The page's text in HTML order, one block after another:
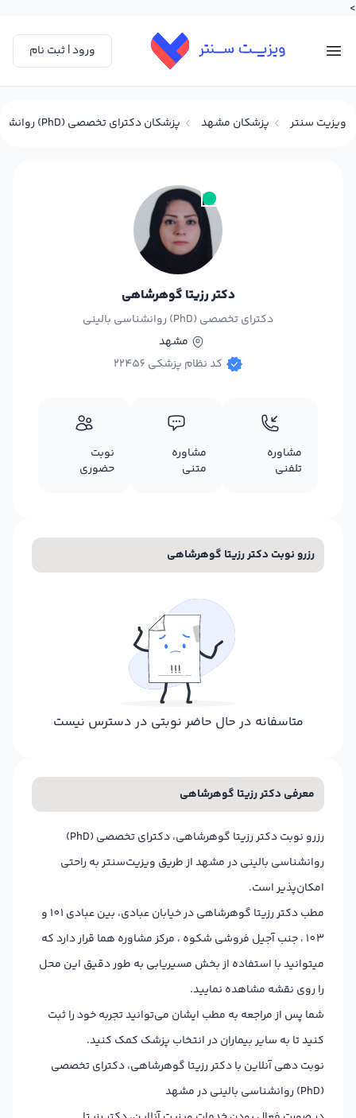
>
ورود | ثبت نام
ویزیت سنتر پزشکان مشهد پزشکان دکترای تخصصی (PhD) روانشناسی بالینی در مشهد
دکتر رزیتا گوهرشاهی
دکترای تخصصی (PhD) روانشناسی بالینی
مشهد
کد نظام پزشکی 22456
مشاوره
تلفنی
مشاوره
متنی
نوبت
حضوری
رزرو نوبت دکتر رزیتا گوهرشاهی
متاسفانه در حال حاضر نوبتی در دسترس نیست
معرفی دکتر رزیتا گوهرشاهی
رزرو نوبت دکتر رزیتا گوهرشاهی، دکترای تخصصی (PhD)
روانشناسی بالینی در مشهد از طریق ویزیت‌سنتر به راحتی
امکان‌پذیر است.
مطب دکتر رزیتا گوهرشاهی در خیابان عبادی، بین عبادی 101 و
103 ، جنب آجیل فروشی شکوه ، مرکز مشاوره هما قرار دارد که
میتوانید با استفاده از بخش مسیریابی به طور دقیق این محل
را روی نقشه مشاهده نمایید.
شما پس از مراجعه به مطب ایشان می‌توانید تجربه خود را ثبت
کنید تا به سایر بیماران در انتخاب پزشک کمک کنید.
نوبت دهی آنلاین با دکتر رزیتا گوهرشاهی، دکترای تخصصی
(PhD) روانشناسی بالینی در مشهد